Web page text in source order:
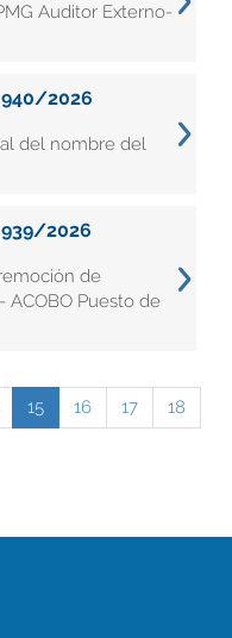
Auditor Externo-
2026
del nombre del
2026
de
ACOBO Puesto de
15 16 17
18